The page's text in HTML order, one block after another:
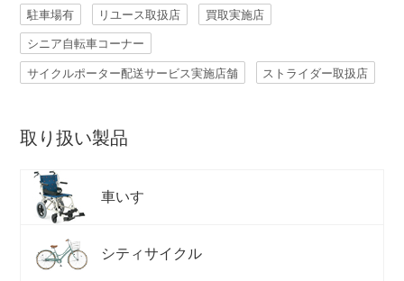
駐車場有 リユース取扱店 買取実施店
シニア自転車コーナー
サイクルポーター配送サービス実施店舗 ストライダー取扱店
取り扱い製品
車いす
シティサイクル